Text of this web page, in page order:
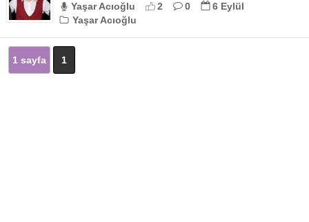
Yaşar Acıoğlu 2 0
6 Eylül
Yaşar Acıoğlu
1 sayfa 1